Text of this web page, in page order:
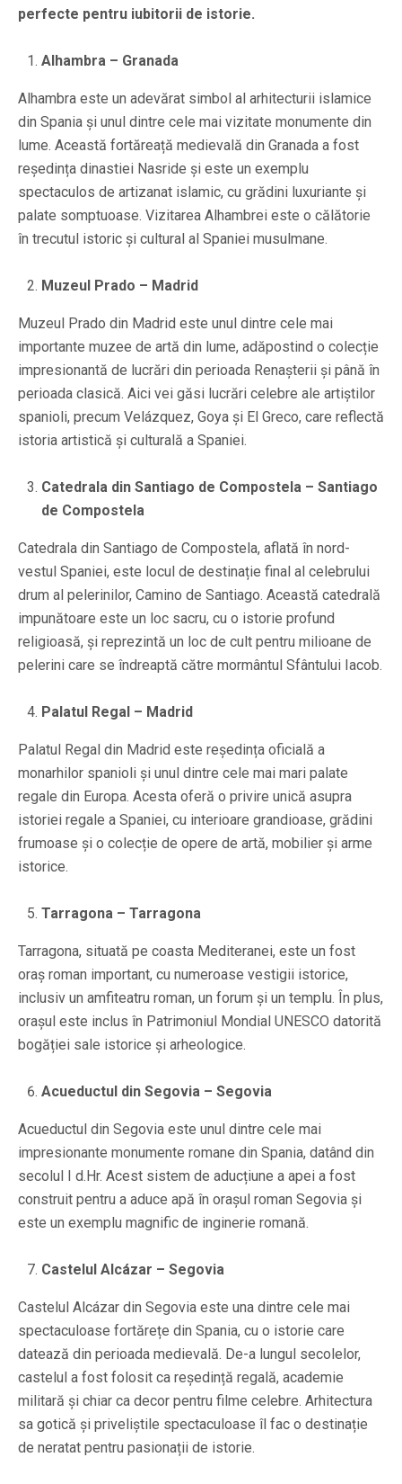
perfecte pentru iubitorii de istorie.
Alhambra – Granada
Alhambra este un adevărat simbol al arhitecturii islamice
din Spania și unul dintre cele mai vizitate monumente din
lume. Această fortăreață medievală din Granada a fost
reședința dinastiei Nasride și este un exemplu
spectaculos de artizanat islamic, cu grădini luxuriante și
palate somptuoase. Vizitarea Alhambrei este o călătorie
în trecutul istoric și cultural al Spaniei musulmane.
Muzeul Prado – Madrid
Muzeul Prado din Madrid este unul dintre cele mai
importante muzee de artă din lume, adăpostind o colecție
impresionantă de lucrări din perioada Renașterii și până în
perioada clasică. Aici vei găsi lucrări celebre ale artiștilor
spanioli, precum Velázquez, Goya și El Greco, care reflectă
istoria artistică și culturală a Spaniei.
Catedrala din Santiago de Compostela – Santiago
de Compostela
Catedrala din Santiago de Compostela, aflată în nord-
vestul Spaniei, este locul de destinație final al celebrului
drum al pelerinilor, Camino de Santiago. Această catedrală
impunătoare este un loc sacru, cu o istorie profund
religioasă, și reprezintă un loc de cult pentru milioane de
pelerini care se îndreaptă către mormântul Sfântului Iacob.
Palatul Regal – Madrid
Palatul Regal din Madrid este reședința oficială a
monarhilor spanioli și unul dintre cele mai mari palate
regale din Europa. Acesta oferă o privire unică asupra
istoriei regale a Spaniei, cu interioare grandioase, grădini
frumoase și o colecție de opere de artă, mobilier și arme
istorice.
Tarragona – Tarragona
Tarragona, situată pe coasta Mediteranei, este un fost
oraș roman important, cu numeroase vestigii istorice,
inclusiv un amfiteatru roman, un forum și un templu. În plus,
orașul este inclus în Patrimoniul Mondial UNESCO datorită
bogăției sale istorice și arheologice.
Acueductul din Segovia – Segovia
Acueductul din Segovia este unul dintre cele mai
impresionante monumente romane din Spania, datând din
secolul I d.Hr. Acest sistem de aducțiune a apei a fost
construit pentru a aduce apă în orașul roman Segovia și
este un exemplu magnific de inginerie romană.
Castelul Alcázar – Segovia
Castelul Alcázar din Segovia este una dintre cele mai
spectaculoase fortărețe din Spania, cu o istorie care
datează din perioada medievală. De-a lungul secolelor,
castelul a fost folosit ca reședință regală, academie
militară și chiar ca decor pentru filme celebre. Arhitectura
sa gotică și priveliștile spectaculoase îl fac o destinație
de neratat pentru pasionații de istorie.